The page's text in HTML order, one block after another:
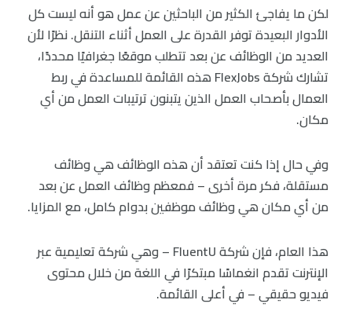
لكن ما يفاجئ الكثير من الباحثين عن عمل هو أنه ليست كل
الأدوار البعيدة توفر القدرة على العمل أثناء التنقل. نظرًا لأن
العديد من الوظائف عن بعد تتطلب موقعًا جغرافيًا محددًا،
تشارك شركة FlexJobs هذه القائمة للمساعدة في ربط
العمال بأصحاب العمل الذين يتبنون ترتيبات العمل من أي
مكان.
وفي حال إذا كنت تعتقد أن هذه الوظائف هي وظائف
مستقلة، فكر مرة أخرى – فمعظم وظائف العمل عن بعد
من أي مكان هي وظائف موظفين بدوام كامل، مع المزايا.
هذا العام، فإن شركة FluentU – وهي شركة تعليمية عبر
الإنترنت تقدم انغماسًا مبتكرًا في اللغة من خلال محتوى
فيديو حقيقي – في أعلى القائمة.